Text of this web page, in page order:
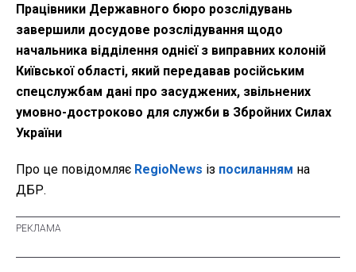
Працівники Державного бюро розслідувань
завершили досудове розслідування щодо
начальника відділення однієї з виправних колоній
Київської області, який передавав російським
спецслужбам дані про засуджених, звільнених
умовно-достроково для служби в Збройних Силах
України
Про це повідомляє RegioNews із посиланням на
ДБР.